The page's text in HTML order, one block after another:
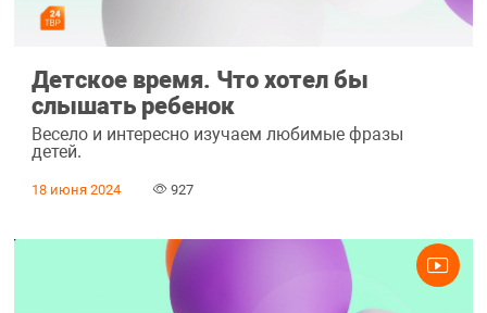
Детское время. Что хотел бы
слышать ребенок
Весело и интересно изучаем любимые фразы
детей.
18 июня 2024 927